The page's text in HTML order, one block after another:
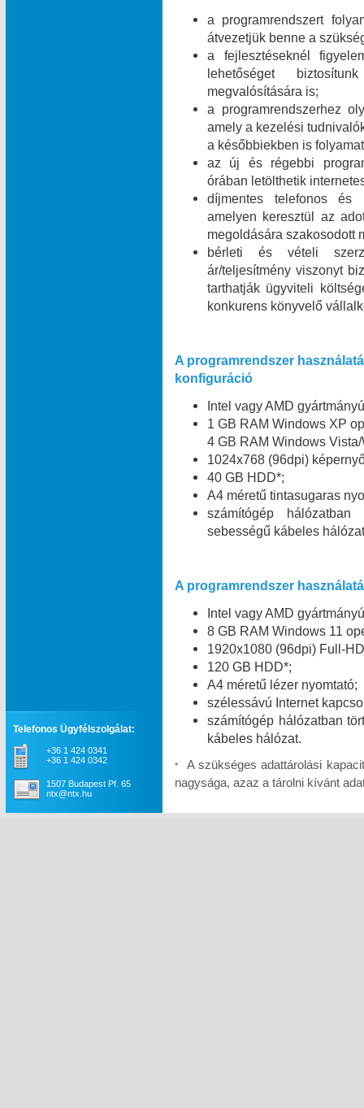
a programrendszert
átvezetjük benne a
a fejlesztéseknél
lehetőséget
megvalósítására is;
a programrendszerhez
amely a kezelési
a későbbiekben is
az új és régebbi
órában letölthetik
díjmentes telefonos és
amelyen keresztül az
megoldására szakosodott
bérleti és vételi
ár/teljesítmény viszonyt
tarthatják ügyviteli
konkurens könyvelő
A programrendszer
konfiguráció
Intel vagy AMD
1 GB RAM Windows XP
4 GB RAM Windows
1024x768 (96dpi)
40 GB HDD*;
A4 méretű tintasugaras
számítógép
sebességű kábeles
A programrendszer
Intel vagy AMD
8 GB RAM Windows 11
1920x1080 (96dpi) Full-
120 GB HDD*;
A4 méretű lézer nyomtató;
szélessávú Internet
számítógép hálózatban
kábeles hálózat.
*
A szükséges adattárolási
nagysága, azaz a tárolni kívánt
Telefonos Ügyfélszolgálat:
+36 1 424 0341
+36 1 424 0342
1507 Budapest Pf. 65
ntx@ntx.hu